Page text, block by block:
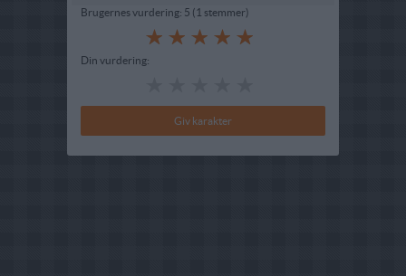
Brugernes vurdering: 5 (1 stemmer)
Din vurdering: